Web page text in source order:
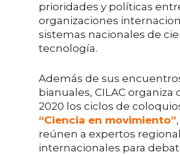
prioridades y políticas
organizaciones
sistemas nacionales de
tecnología.
Además de sus
bianuales, CILAC organiza
2020 los ciclos de
“Ciencia en movimiento”
reúnen a expertos
internacionales para